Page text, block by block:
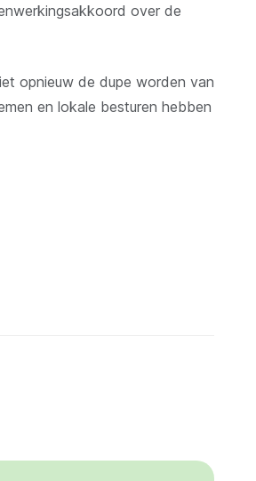
over de
opnieuw de dupe worden van
en lokale besturen hebben